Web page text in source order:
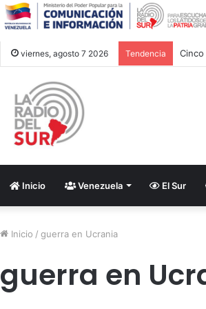
viernes, agosto 7 2026 Tendencia
Inicio Venezuela El Sur
Inicio / guerra en Ucrania
guerra en